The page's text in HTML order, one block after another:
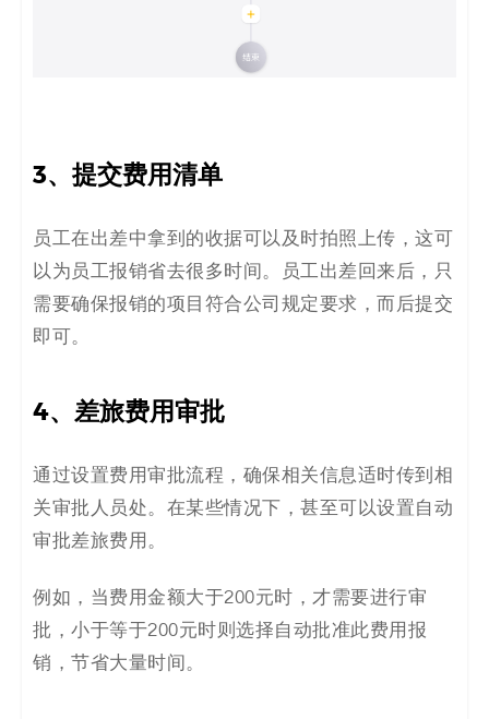
3、 提交费用清单
员工在出差中拿到的收据可以及时拍照上传，这可
以为员工报销省去很多时间。员工出差回来后，只
需要确保报销的项目符合公司规定要求，而后提交
即可。
4、 差旅费用审批
通过设置费用审批流程，确保相关信息适时传到相
关审批人员处。在某些情况下，甚至可以设置自动
审批差旅费用。
例如，当费用金额大于200元时 ， 才需要进行审
批，小于等于200元时则选择自动批准此费用报
销，节省大量时间。